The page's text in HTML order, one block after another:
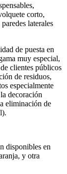
corto,
laterales
de puesta en
muy especial,
clientes públicos
de residuos,
especialmente
decoración
eliminación de
disponibles en
y otra